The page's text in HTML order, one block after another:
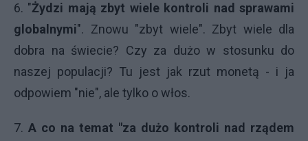
6. "Żydzi mają zbyt wiele kontroli nad sprawami
globalnymi". Znowu "zbyt wiele". Zbyt wiele dla
dobra na świecie? Czy za dużo w stosunku do
naszej populacji? Tu jest jak rzut monetą - i ja
odpowiem "nie", ale tylko o włos.
7. A co na temat "za dużo kontroli nad rządem